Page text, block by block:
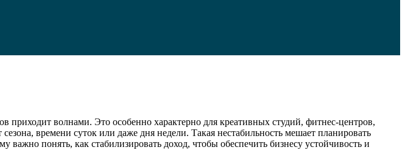
приходит волнами. Это особенно характерно для креативных студий, фитнес-центров,
времени суток или даже дня недели. Такая нестабильность мешает планировать
понять, как стабилизировать доход, чтобы обеспечить бизнесу устойчивость и